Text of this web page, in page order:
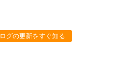
グの更新をすぐ知る